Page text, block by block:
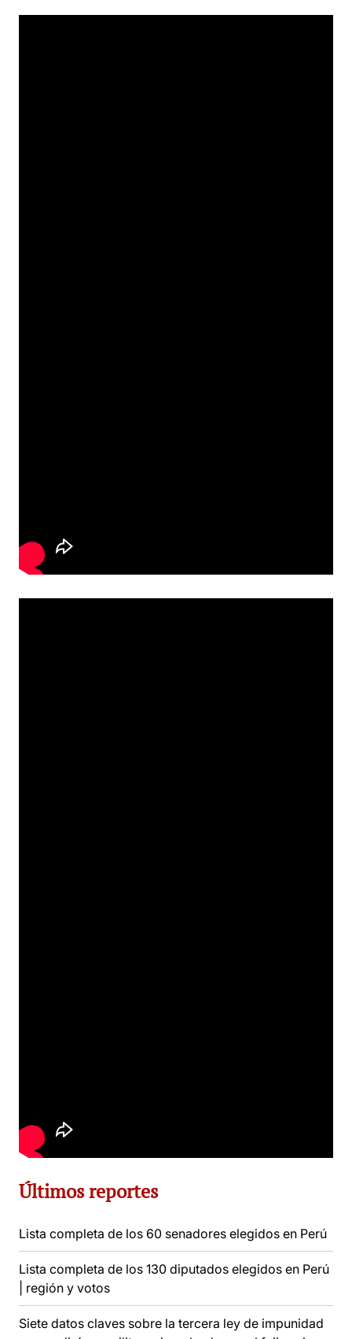
Últimos reportes
Lista completa de los 60 senadores elegidos en Perú
Lista completa de los 130 diputados elegidos en Perú
| región y votos
Siete datos claves sobre la tercera ley de impunidad